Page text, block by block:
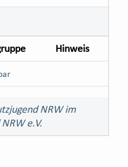
Hinweis
NRW im
e.V.